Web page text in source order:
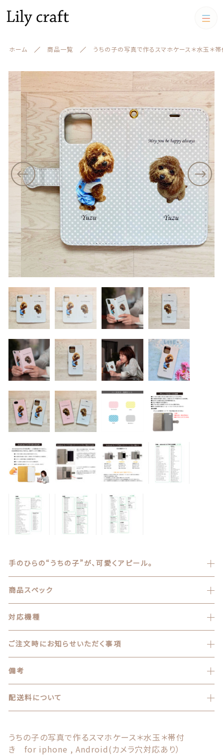
ホーム 商品一覧 うちの子の写真で作るスマホケース＊水玉
手のひらの“うちの子”が、可愛くアピール。
商品スペック
対応機種
ご注文時にお知らせいただく事項
備考
配送料について
うちの子の写真で作るスマホケース＊水玉＊帯付
き for iphone , Android(カメラ穴対応あり）
カートに商品を追加しました
or iphone , Android(カメラ穴対応あり）
ベースカラー ドット
数量
（税込）
ショッピングを続ける
カートを確認する
カテゴリー
うちの子クッション iPadケース,マルチケース
お財布
アクリルスタンド アクリル
フィギュア
カテゴリー一覧
ランキング
セール商品
新着商品
商品一覧
最近チェックした商品
注文履歴
ご利用ガイド
当店について
ブログ
よくある質問
プライバシーポリシー
すべて
うちの子クッション
スマホケース
iPadケース,マルチケース
お財布
キーケース、名刺ケース
マスク ブランケット
パスケース
キーホルダー
マグカップ、雑貨（ブリキ缶等）
アクリルスタンド アクリルフィギュア
バッグ ポーチ
うちの子写真追加、ラッピング
ラッピング
絞り込み検索
親カテゴリー
子カテゴリー
価格帯
～
その他
在庫あり セール
並び順